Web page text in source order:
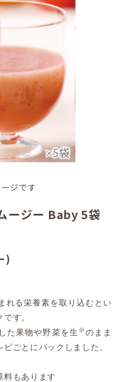
ジです
ージー Baby 5袋
)
れる栄養素を取り込むとい
す。
た果物や野菜を生 ※のまま
ごとにパックしました。
もあります